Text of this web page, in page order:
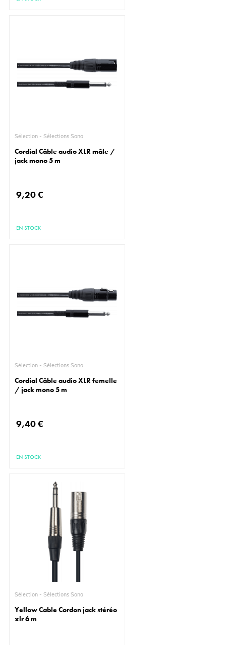
Sélection - Sélections Sono
Cordial Câble audio XLR mâle /
jack mono 5 m
9,20 €
EN STOCK
Sélection - Sélections Sono
Cordial Câble audio XLR femelle
/ jack mono 5 m
9,40 €
EN STOCK
Sélection - Sélections Sono
Yellow Cable Cordon jack stéréo
xlr 6 m